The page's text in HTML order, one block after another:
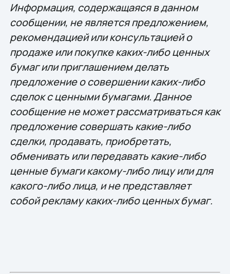
Информация, содержащаяся в данном
сообщении, не является предложением,
рекомендацией или консультацией о
продаже или покупке каких-либо ценных
бумаг или приглашением делать
предложение о совершении каких-либо
сделок с ценными бумагами. Данное
сообщение не может рассматриваться как
предложение совершать какие-либо
сделки, продавать, приобретать,
обменивать или передавать какие-либо
ценные бумаги какому-либо лицу или для
какого-либо лица, и не представляет
собой рекламу каких-либо ценных бумаг.